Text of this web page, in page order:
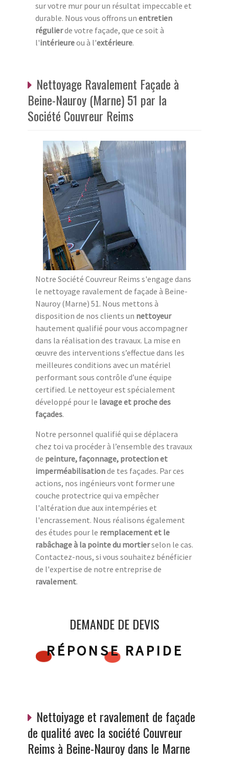
sur votre mur pour un résultat impeccable et
durable. Nous vous offrons un entretien
régulierde votre façade, que ce soit à
l'intérieureou à l'extérieure.
Nettoyage Ravalement Façade à
Beine-Nauroy (Marne) 51 par la
Société Couvreur Reims
Notre Société Couvreur Reims s'engage dans
le nettoyage ravalement de façade à Beine-
Nauroy (Marne) 51. Nous mettons à
disposition de nos clients un nettoyeur
hautement qualifié pour vous accompagner
dans la réalisation des travaux. La mise en
œuvre des interventions s’effectue dans les
meilleures conditions avec un matériel
performant sous contrôle d’une équipe
certified. Le nettoyeur est spécialement
développé pour le lavage et proche des
façades.
Notre personnel qualifié qui se déplacera
chez toi va procéder à l’ensemble des travaux
de peinture, façonnage, protection et
imperméabilisationde tes façades. Par ces
actions, nos ingénieurs vont former une
couche protectrice qui va empêcher
l'altération due aux intempéries et
l'encrassement. Nous réalisons également
des études pour le remplacement et le
rabâchage à la pointe du mortierselon le cas.
Contactez-nous, si vous souhaitez bénéficier
de l'expertise de notre entreprise de
ravalement.
DEMANDE DE DEVIS
RÉPONSE RAPIDE
Nettoiyage et ravalement de façade
de qualité avec la société Couvreur
Reims à Beine-Nauroy dans le Marne